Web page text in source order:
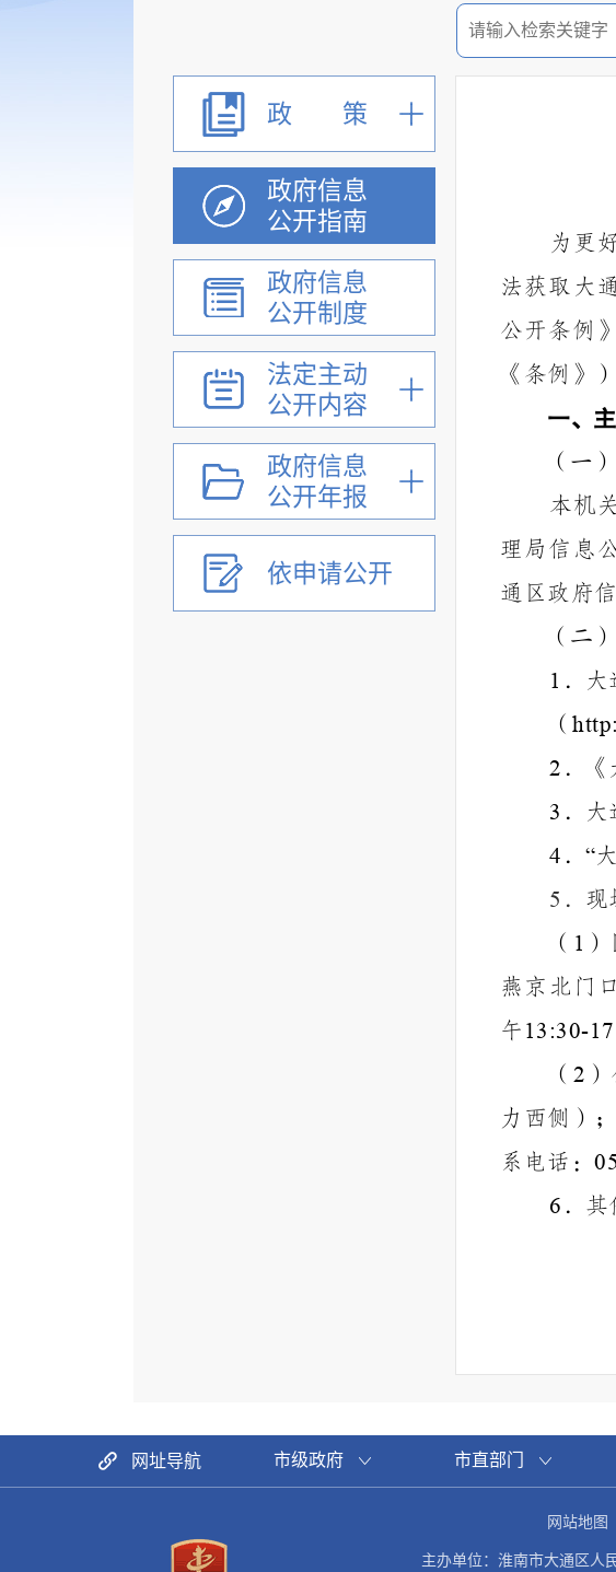
政 策
政府信息
公开指南
政府信息
公开制度
法定主动
公开内容
政府信息
公开年报
依申请公开
为更
法获取大
公开条例
《条例》
一、
（一
本机
理局信息
通区政府
（二
1 ．
（
2 ．
3 ．
4 ． “
5 ． 现
（ 1
燕京北门
午 13:30-
（ 2
力西侧）
系电话：
6 ．
索引信息
1.
索
唯一的信
2.信息
网址导航 市级政府 市直部门
网站地图
主办单位：淮南市大通区人